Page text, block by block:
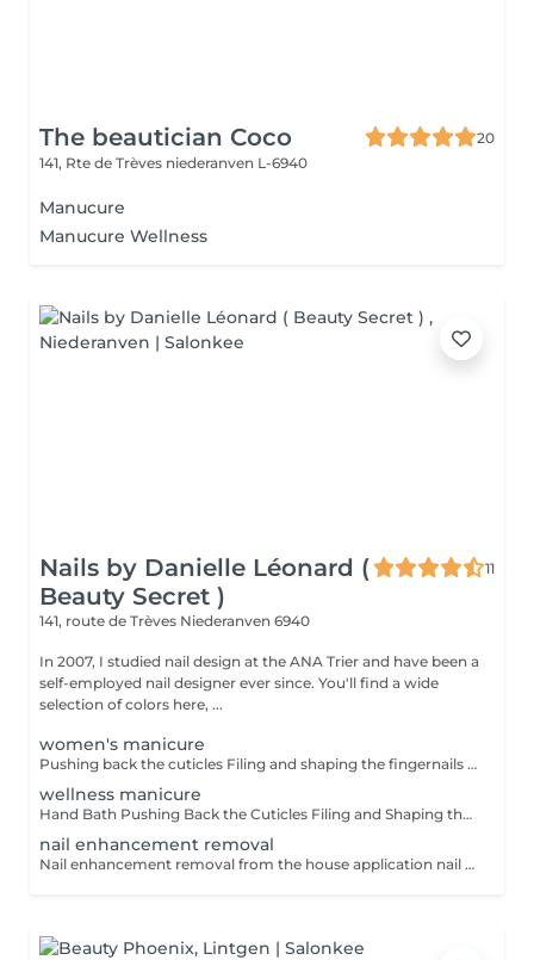
The beautician Coco
20
141, Rte de Trèves niederanven L-6940
Manucure
Manucure Wellness
Nails by Danielle Léonard (
Beauty Secret )
11
141, route de Trèves Niederanven 6940
In 2007, I studied nail design at the ANA Trier and have been a
self-employed nail designer ever since. You'll find a wide
selection of colors here, ...
women's manicure
Pushing back the cuticles Filing and shaping the fingernails If nail polish is desired, please book it separately.
wellness manicure
Hand Bath Pushing Back the Cuticles Filing and Shaping the Fingernails Applying Scrub Applying a Hand Mask Hand and Arm Massage Hand Cream If you want to have nail polish applied as well, please book it separately
nail enhancement removal
Nail enhancement removal from the house application nail polish